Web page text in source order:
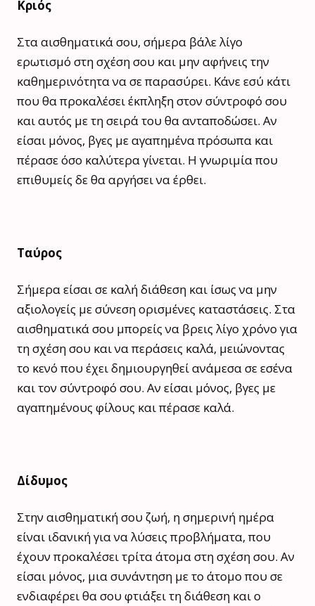
Κριός
Στα αισθηματικά σου, σήμερα βάλε λίγο
ερωτισμό στη σχέση σου και μην αφήνεις την
καθημερινότητα να σε παρασύρει. Κάνε εσύ κάτι
που θα προκαλέσει έκπληξη στον σύντροφό σου
και αυτός με τη σειρά του θα ανταποδώσει. Αν
είσαι μόνος, βγες με αγαπημένα πρόσωπα και
πέρασε όσο καλύτερα γίνεται. Η γνωριμία που
επιθυμείς δε θα αργήσει να έρθει.
Ταύρος
Σήμερα είσαι σε καλή διάθεση και ίσως να μην
αξιολογείς με σύνεση ορισμένες καταστάσεις. Στα
αισθηματικά σου μπορείς να βρεις λίγο χρόνο για
τη σχέση σου και να περάσεις καλά, μειώνοντας
το κενό που έχει δημιουργηθεί ανάμεσα σε εσένα
και τον σύντροφό σου. Αν είσαι μόνος, βγες με
αγαπημένους φίλους και πέρασε καλά.
Δίδυμος
Στην αισθηματική σου ζωή, η σημερινή ημέρα
είναι ιδανική για να λύσεις προβλήματα, που
έχουν προκαλέσει τρίτα άτομα στη σχέση σου. Αν
είσαι μόνος, μια συνάντηση με το άτομο που σε
ενδιαφέρει θα σου φτιάξει τη διάθεση και ο